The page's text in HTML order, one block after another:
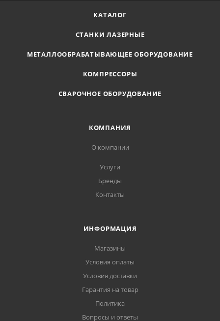
КАТАЛОГ
СТАНКИ ЛАЗЕРНЫЕ
МЕТАЛЛООБРАБАТЫВАЮЩЕЕ ОБОРУДОВАНИЕ
КОМПРЕССОРЫ
СВАРОЧНОЕ ОБОРУДОВАНИЕ
КОМПАНИЯ
О компании
Услуги
Бренды
Контакты
ИНФОРМАЦИЯ
Магазины
Условия оплаты
Условия доставки
Гарантия на товар
Политика
Вопросы и ответы